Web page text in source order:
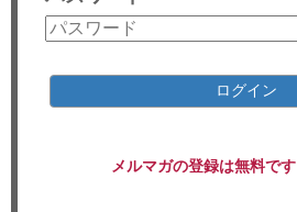
コンサルティング
リサーチ ログイン
メルマガの登録は無料です